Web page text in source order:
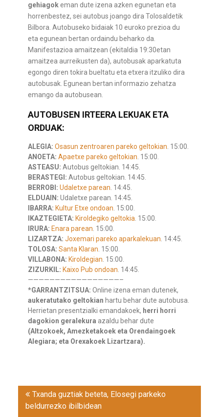
gehiagokeman dute izena azken egunetan eta
horrenbestez, sei autobus joango dira Tolosaldetik
Bilbora. Autobuseko bidaiak 10 euroko prezioa du
eta egunean bertan ordaindu beharko da.
Manifestazioa amaitzean (ekitaldia 19:30etan
amaitzea aurreikusten da), autobusak aparkatuta
egongo diren tokira bueltatu eta etxera itzuliko dira
autobusak. Egunean bertan informazio zehatza
emango da autobusean.
AUTOBUSEN IRTEERA LEKUAK ETA
ORDUAK:
ALEGIA: Osasun zentroaren pareko geltokian . 15:00.
ANOETA: Apaetxe pareko geltokian . 15:00.
ASTEASU: Autobus geltokian. 14:45.
BERASTEGI: Autobus geltokian. 14:45.
BERROBI: Udaletxe parean . 14:45.
ELDUAIN: Udaletxe parean. 14:45.
IBARRA: Kultur Etxe ondoan . 15:00.
IKAZTEGIETA: Kiroldegiko geltokia . 15:00.
IRURA: Enara parean . 15:00.
LIZARTZA: Joxemari pareko aparkalekuan . 14:45.
TOLOSA: Santa Klaran . 15:00.
VILLABONA: Kiroldegian . 15:00.
ZIZURKIL: Kaixo Pub ondoan . 14:45.
—————————————————–
*GARRANTZITSUA: Online izena eman dutenek,
aukeratutako geltokian hartu behar dute autobusa.
Herrietan presentzialki emandakoek, herri horri
dagokion geralekura azaldu behar dute
(Altzokoek, Amezketakoek eta Orendaingoek
Alegiara; eta Orexakoek Lizartzara).
Post
navigation
Txanda guztiak beteta, Elosegi parkeko
beldurrezko ibilbidean